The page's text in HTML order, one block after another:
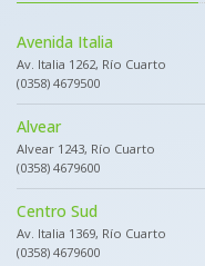
Avenida Italia
Av. Italia 1262, Río Cuarto
(0358) 4679500
Alvear
Alvear 1243, Río Cuarto
(0358) 4679600
Centro Sud
Av. Italia 1369, Río Cuarto
(0358) 4679600